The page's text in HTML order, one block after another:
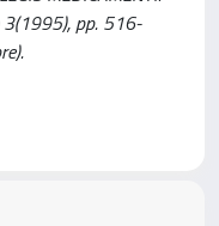
3(1995), pp. 516-